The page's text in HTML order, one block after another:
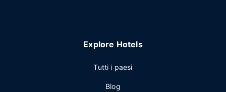
Explore Hotels
Tutti i paesi
Blog